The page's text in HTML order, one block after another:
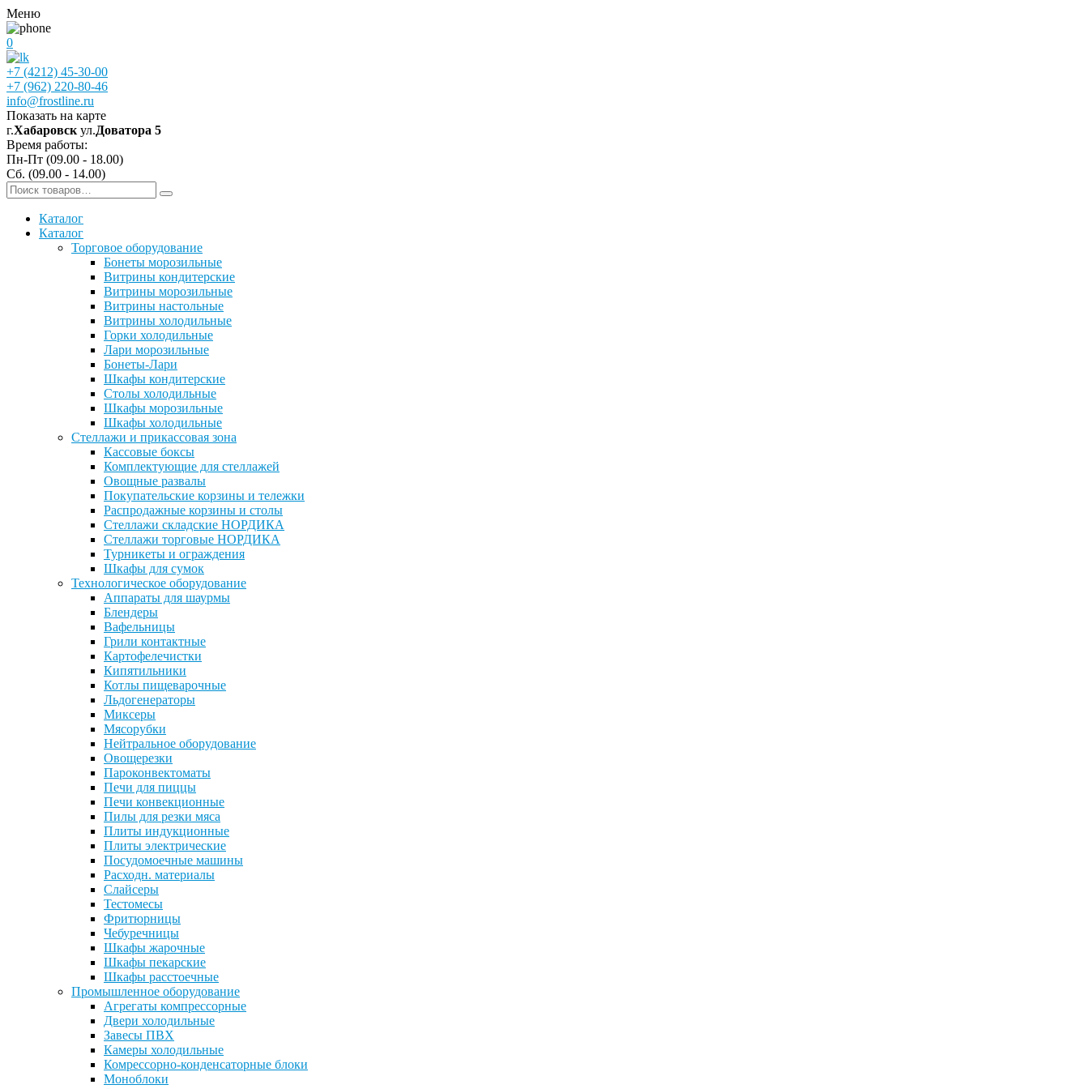
Меню
0
+7 (4212) 45-30-00
+7 (962) 220-80-46
info@frostline.ru
Показать на карте
г.Хабаровск ул.Доватора 5
Время работы:
Пн-Пт (09.00 - 18.00)
Сб. (09.00 - 14.00)
Каталог
Каталог
Торговое оборудование
Бонеты морозильные
Витрины кондитерские
Витрины морозильные
Витрины настольные
Витрины холодильные
Горки холодильные
Лари морозильные
Бонеты-Лари
Шкафы кондитерские
Столы холодильные
Шкафы морозильные
Шкафы холодильные
Стеллажи и прикассовая зона
Кассовые боксы
Комплектующие для стеллажей
Овощные развалы
Покупательские корзины и тележки
Распродажные корзины и столы
Стеллажи складские НОРДИКА
Стеллажи торговые НОРДИКА
Турникеты и ограждения
Шкафы для сумок
Технологическое оборудование
Аппараты для шаурмы
Блендеры
Вафельницы
Грили контактные
Картофелечистки
Кипятильники
Котлы пищеварочные
Льдогенераторы
Миксеры
Мясорубки
Нейтральное оборудование
Овощерезки
Пароконвектоматы
Печи для пиццы
Печи конвекционные
Пилы для резки мяса
Плиты индукционные
Плиты электрические
Посудомоечные машины
Расходн. материалы
Слайсеры
Тестомесы
Фритюрницы
Чебуречницы
Шкафы жарочные
Шкафы пекарские
Шкафы расстоечные
Промышленное оборудование
Агрегаты компрессорные
Двери холодильные
Завесы ПВХ
Камеры холодильные
Комрессорно-конденсаторные блоки
Моноблоки